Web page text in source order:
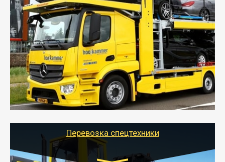
Цена за км. Рассчитывается
индивидуально
- Перевозка автовозом от Тайгер Логистик – это
быстрый и безопасный способ доставить несколько
легковых автомобилей за одну поездку в другой
город.
- Наша транспортная компания организует доставку
машин автовозом, подобрав оптимальный маршрут с
учетом всех особенности по пути следования.
Перевозка спецтехники